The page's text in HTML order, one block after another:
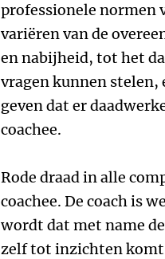
professionele normen
variëren van de
en nabijheid, tot het
vragen kunnen stelen,
geven dat er
coachee.
Rode draad in alle
coachee. De coach is
wordt dat met name
zelf tot inzichten